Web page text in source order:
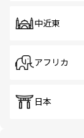
中近東
アフリカ
日本